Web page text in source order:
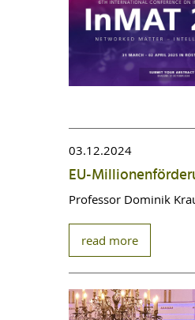
03.12.2024
EU-
Professor Dominik
read more